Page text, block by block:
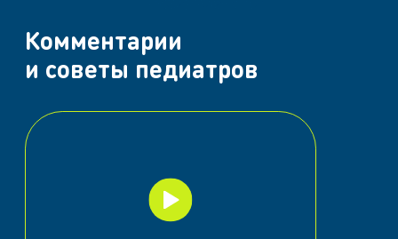
Комментарии
и советы педиатров
Запустить
видео